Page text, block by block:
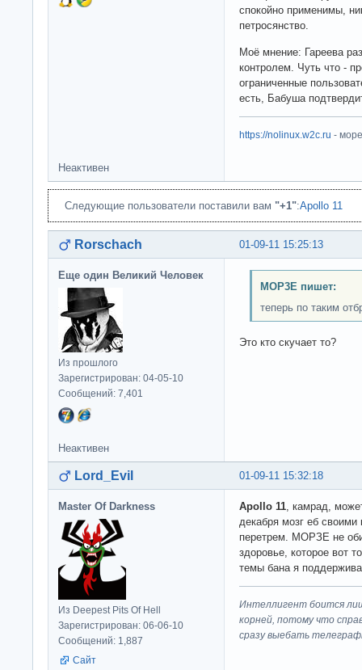
спокойно применимы,
петросянство.
Моё мнение: Гареева
контролем. Чуть что -
ограниченные
есть, Бабуша
https://nolinux.w2c.ru -
Неактивен
Следующие пользователи поставили вам "+1":Apollo 11
01-09-11 15:25:13
Rorschach
Еще один Великий Человек
Из прошлого
Зарегистрирован: 04-05-10
Сообщений: 7,401
MOP3E пишет:
теперь по таким
Это кто скучает то?
Неактивен
01-09-11 15:32:18
Lord_Evil
Master Of Darkness
Из Deepest Pits Of Hell
Зарегистрирован: 06-06-10
Сообщений: 1,887
Сайт
Apollo 11, камрад,
декабря мозг еб
перетрем. МОРЗЕ не
здоровье, которое вот
темы бана я
Интеллигент боится
корней, потому что
сразу выeбaть